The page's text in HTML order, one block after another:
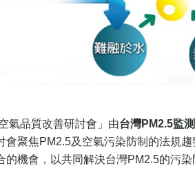
氣品質改善研討會」由台灣PM2.5監
會聚焦PM2.5及空氣污染防制的法規
的機會，以共同解決台灣PM2.5的污染